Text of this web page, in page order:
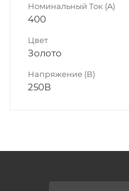
Номинальный Ток (A)
400
Цвет
Золото
Напряжение (В)
250В